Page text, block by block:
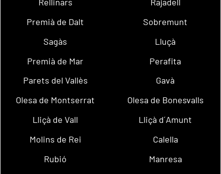
Premià de Dalt
Sobremunt
Sagàs
Lluçà
Premià de Mar
Perafita
Parets del Vallès
Gavà
Olesa de Montserrat
Olesa de Bonesvalls
Lliçà de Vall
Lliçà d´Amunt
Molins de Rei
Calella
Rubió
Manresa